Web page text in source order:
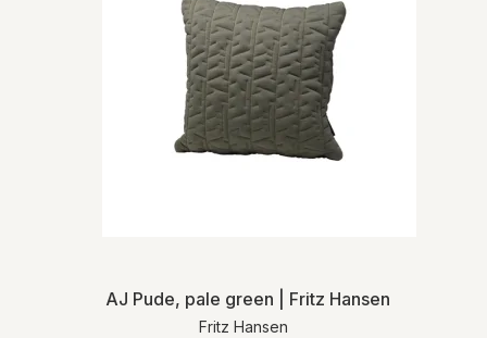
AJ Pude, pale green | Fritz Hansen
Fritz Hansen